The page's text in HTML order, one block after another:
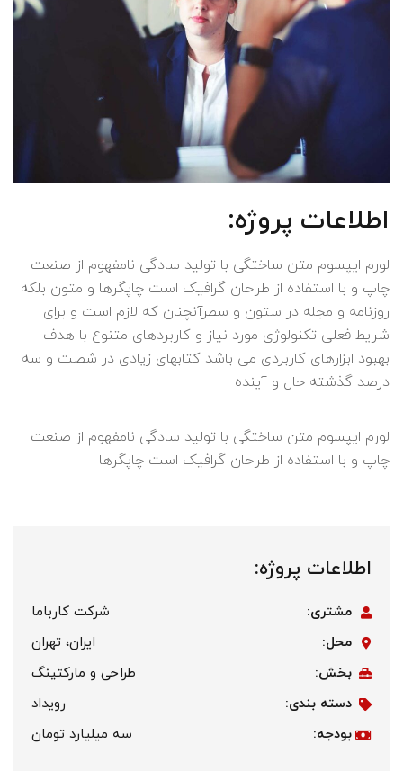
اطلاعات پروژه:
لورم ایپسوم متن ساختگی با تولید سادگی نامفهوم از صنعت
چاپ و با استفاده از طراحان گرافیک است چاپگرها و متون بلکه
روزنامه و مجله در ستون و سطرآنچنان که لازم است و برای
شرایط فعلی تکنولوژی مورد نیاز و کاربردهای متنوع با هدف
بهبود ابزارهای کاربردی می باشد کتابهای زیادی در شصت و سه
درصد گذشته حال و آینده
لورم ایپسوم متن ساختگی با تولید سادگی نامفهوم از صنعت
چاپ و با استفاده از طراحان گرافیک است چاپگرها
اطلاعات پروژه:
مشتری:
شرکت کارباما
محل:
ایران، تهران
بخش:
طراحی و مارکتینگ
دسته بندی:
رویداد
بودجه:
سه میلیارد تومان